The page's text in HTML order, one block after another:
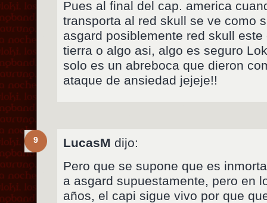
Pues al final del cap. america
transporta al red skull se ve como
asgard posiblemente red skull
tierra o algo asi, algo es seguro
solo es un abreboca que dieron
ataque de ansiedad jejeje!!
9 LucasM dijo:
Pero que se supone que es
a asgard supuestamente, pero en
años, el capi sigue vivo por que